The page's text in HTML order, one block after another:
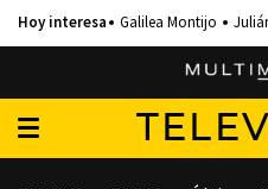
Galilea Montijo